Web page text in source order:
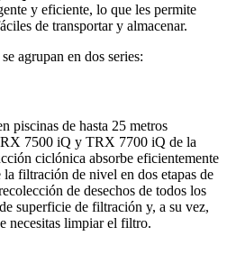
y eficiente, lo que les permite
de transportar y almacenar.
agrupan en dos series:
piscinas de hasta 25 metros
7500 iQ y TRX 7700 iQ de la
ciclónica absorbe eficientemente
filtración de nivel en dos etapas de
de desechos de todos los
superficie de filtración y, a su vez,
necesitas limpiar el filtro.